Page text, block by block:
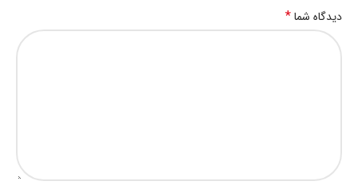
دیدگاه شما*